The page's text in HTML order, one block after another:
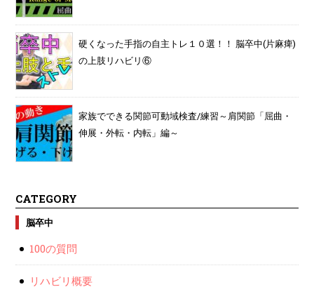
硬くなった手指の自主トレ１０選！！ 脳卒中(片麻痺)
の上肢リハビリ⑥
家族でできる関節可動域検査/練習～肩関節「屈曲・
伸展・外転・内転」編～
CATEGORY
脳卒中
100の質問
リハビリ概要